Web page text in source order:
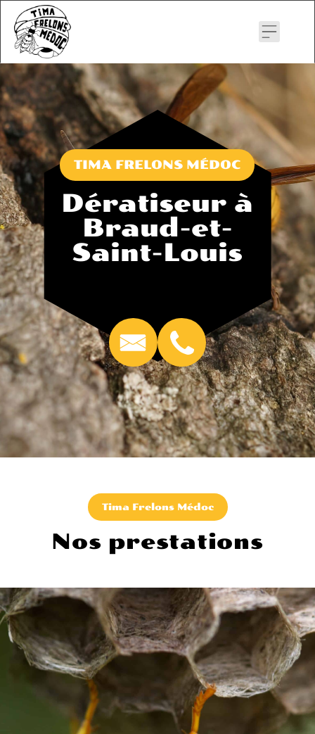
content
TIMA FRELONS MÉDOC
Dératiseur à
Braud-et-
Saint-Louis
Tima Frelons Médoc
Nos prestations